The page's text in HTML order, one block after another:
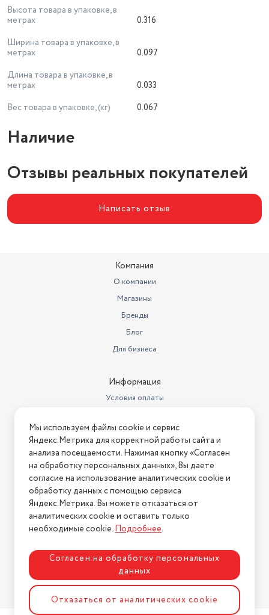
Высота товара в упаковке, в
метрах
0.316
Ширина товара в упаковке, в
метрах
0.097
Длина товара в упаковке, в
метрах
0.033
Вес товара в упаковке, (кг)
0.067
Наличие
Отзывы реальных покупателей
Написать отзыв
Компания
О компании
Магазины
Бренды
Блог
Для бизнеса
Информация
Условия оплаты
Условия возврата
Нашли ошибку на сайте? Напишите нам
2026 © Интернет-магазин "АстМаркет". У нас есть всё!
Политика конфиденциальности
Разработка сайтаASTDESIGN
Мы используем файлы cookie и сервис
Яндекс.Метрика для корректной работы сайта и
анализа посещаемости. Нажимая кнопку «Согласен
на обработку персональных данных», Вы даете
согласие на использование аналитических cookie и
обработку данных с помощью сервиса
Яндекс.Метрика. Вы можете отказаться от
аналитических cookie и оставить только
необходимые cookie.Подробнее.
Согласен на обработку персональных
данных
Отказаться от аналитических cookie